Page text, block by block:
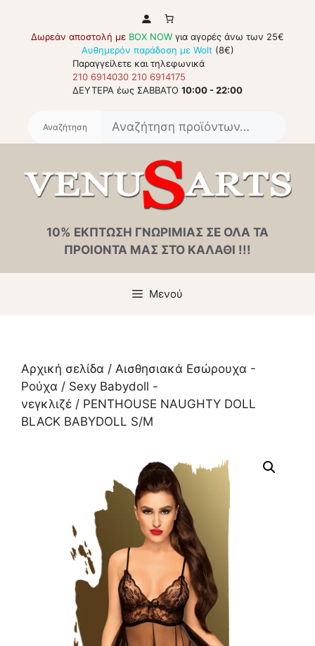
περιεχόμενο
Δωρεάν αποστολή με BOX NOW για αγορές άνω των 25€
Αυθημερόν παράδοση με Wolt (8€)
Παραγγείλετε και τηλεφωνικά
210 6914030 210 6914175
ΔΕΥΤΕΡΑ έως ΣΑΒΒΑΤΟ 10:00 - 22:00
10% ΕΚΠΤΩΣΗ ΓΝΩΡΙΜΙΑΣ ΣΕ ΟΛΑ ΤΑ
ΠΡΟΙΟΝΤΑ ΜΑΣ ΣΤΟ ΚΑΛΑΘΙ !!!
Μενού
Αρχική σελίδα / Αισθησιακά Εσώρουχα -
Ρούχα / Sexy Babydoll -
νεγκλιζέ / PENTHOUSE NAUGHTY DOLL
BLACK BABYDOLL S/M